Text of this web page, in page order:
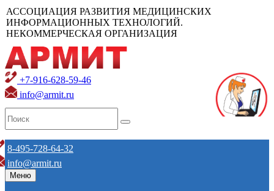
АССОЦИАЦИЯ РАЗВИТИЯ МЕДИЦИНСКИХ
ИНФОРМАЦИОННЫХ ТЕХНОЛОГИЙ.
НЕКОММЕРЧЕСКАЯ ОРГАНИЗАЦИЯ
+7-916-628-59-46
info@armit.ru
8-495-728-64-32
info@armit.ru
Меню